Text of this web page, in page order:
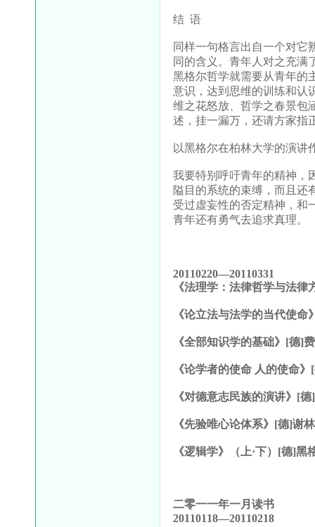
结 语
同样一句格言出自一个对它
同的含义。青年人对之充满
黑格尔哲学就需要从青年的
意识，达到思维的训练和认
维之花怒放、哲学之春景包
述，挂一漏万，还请方家指
以黑格尔在柏林大学的演讲
我要特别呼吁青年的精神，
隘目的系统的束缚，而且还
受过虚妄性的否定精神，和
青年还有勇气去追求真理。
20110220—20110331
《法理学：法律哲学与法律
《论立法与法学的当代使命
《全部知识学的基础》 [德]
《论学者的使命 人的使命》 [
《对德意志民族的演讲》 [德]
《先验唯心论体系》 [德]谢
《逻辑学》（上·下） [德]黑
二零一一年一月读书
20110118—20110218